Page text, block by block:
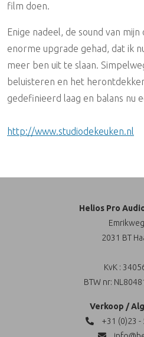
film doen.
Enige nadeel, de sound van
enorme upgrade gehad, dat ik
meer ben uit te slaan.
beluisteren en het
gedefinieerd laag en balans nu
http://www.studiodekeuken.nl
Helios Pro
2031 BT
KvK :
BTW nr:
Verkoop /
+31 (0)23 -